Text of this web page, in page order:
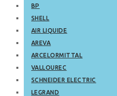
BP
SHELL
AIR LIQUIDE
AREVA
ARCELORMITTAL
VALLOUREC
SCHNEIDER ELECTRIC
LEGRAND